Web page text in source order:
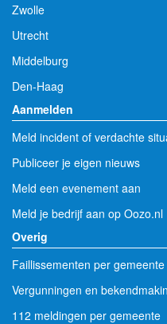
Zwolle
Utrecht
Middelburg
Den-Haag
Aanmelden
Meld incident of verdachte
Publiceer je eigen nieuws
Meld een evenement aan
Meld je bedrijf aan op Oozo.nl
Overig
Faillissementen per gemeente
Vergunningen en
112 meldingen per gemeente